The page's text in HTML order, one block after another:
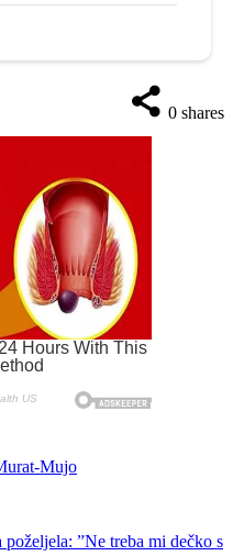
0 shares
Mujo
”Ne treba mi dečko s